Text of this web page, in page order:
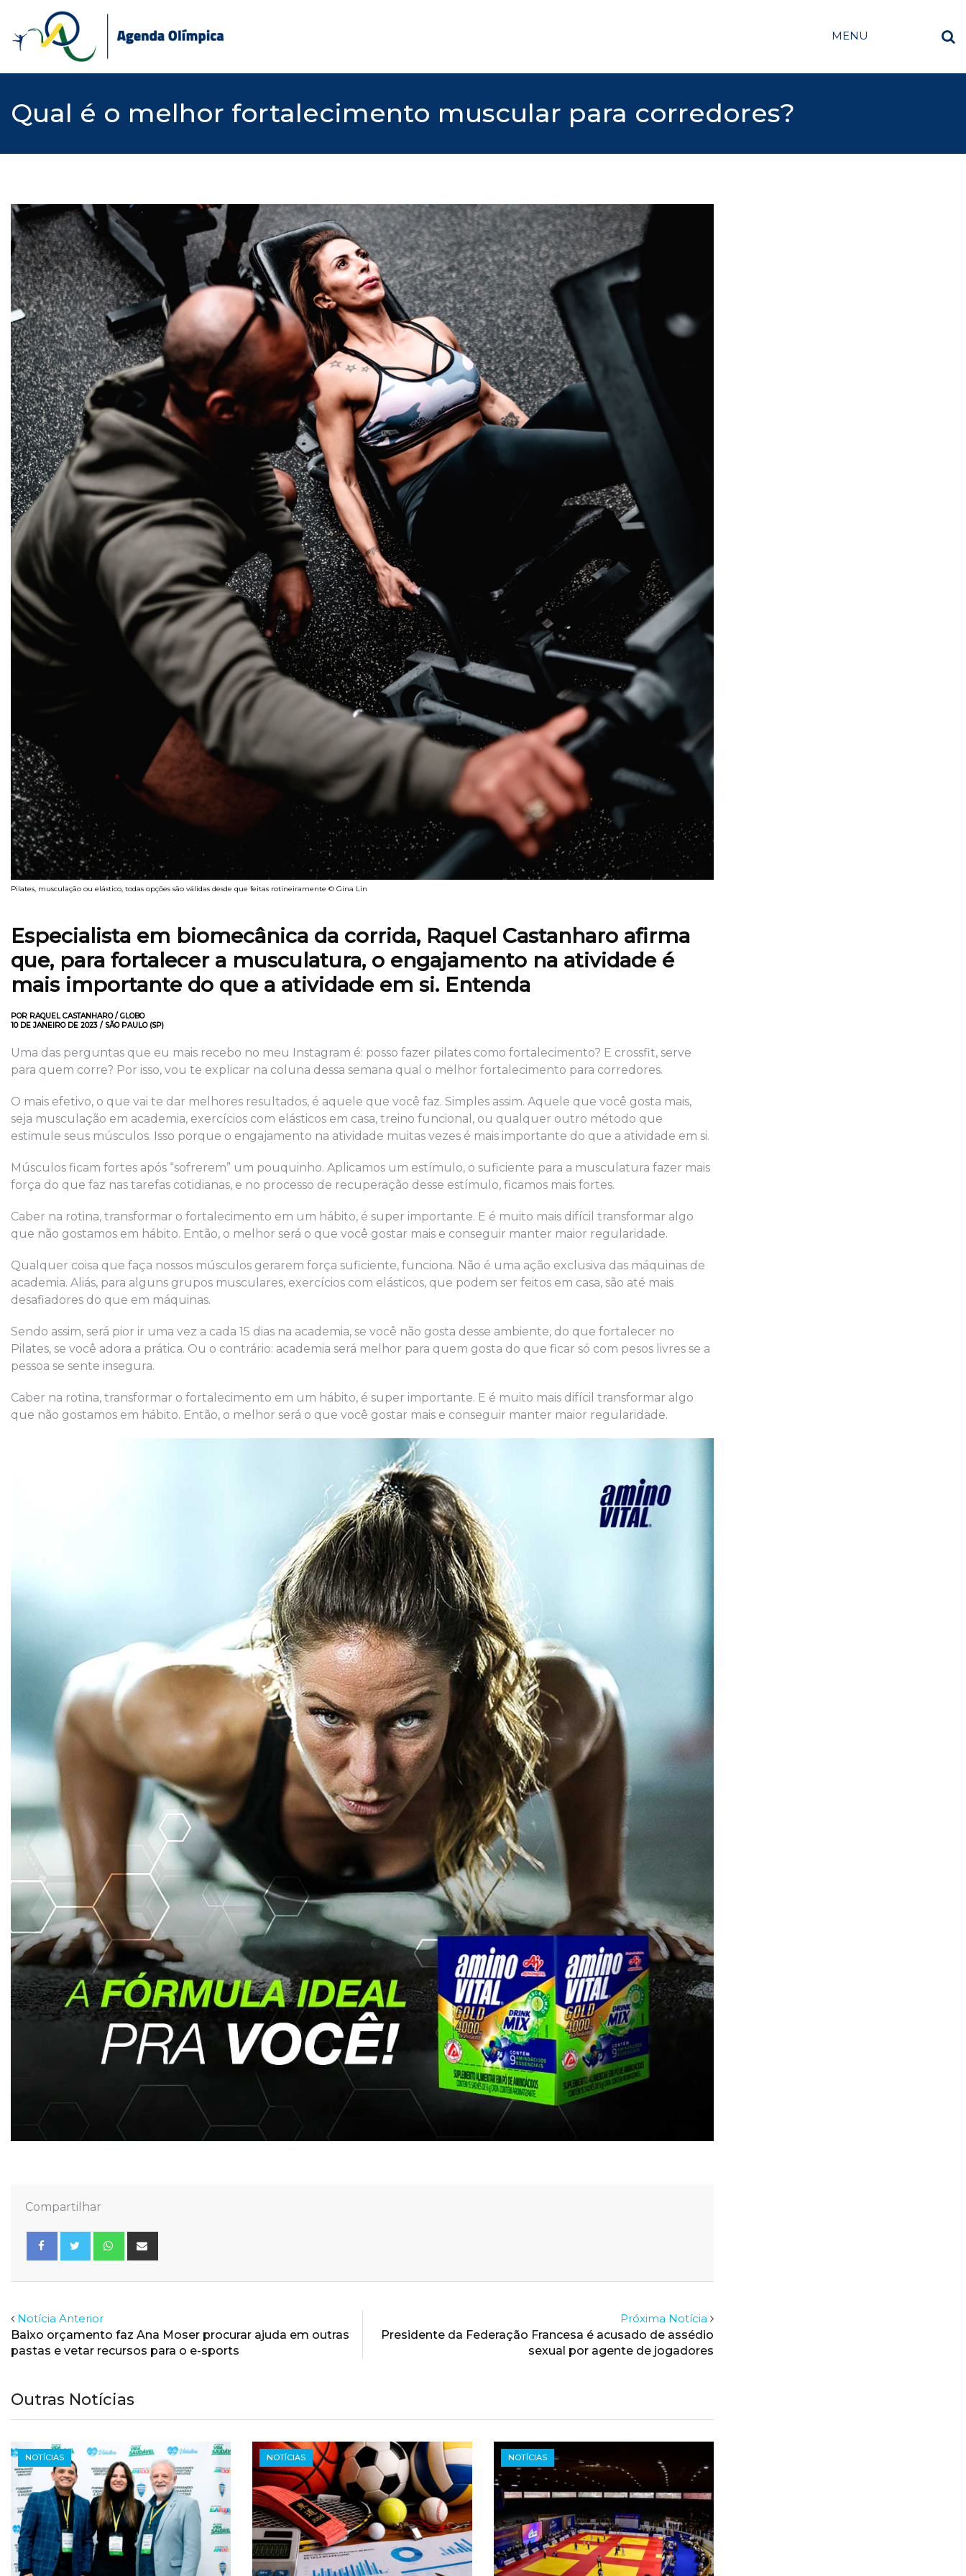
content
MENU
Qual é o melhor fortalecimento muscular para corredores?
Pilates, musculação ou elástico, todas opções são válidas desde que feitas rotineiramente © Gina Lin
Especialista em biomecânica da corrida, Raquel Castanharo afirma
que, para fortalecer a musculatura, o engajamento na atividade é
mais importante do que a atividade em si. Entenda
POR RAQUEL CASTANHARO / GLOBO
10 DE JANEIRO DE 2023 / SÃO PAULO (SP)
Uma das perguntas que eu mais recebo no meu Instagram é: posso fazer pilates como fortalecimento? E crossfit, serve
para quem corre? Por isso, vou te explicar na coluna dessa semana qual o melhor fortalecimento para corredores.
O mais efetivo, o que vai te dar melhores resultados, é aquele que você faz. Simples assim. Aquele que você gosta mais,
seja musculação em academia, exercícios com elásticos em casa, treino funcional, ou qualquer outro método que
estimule seus músculos. Isso porque o engajamento na atividade muitas vezes é mais importante do que a atividade em si.
Músculos ficam fortes após “sofrerem” um pouquinho. Aplicamos um estímulo, o suficiente para a musculatura fazer mais
força do que faz nas tarefas cotidianas, e no processo de recuperação desse estímulo, ficamos mais fortes.
Caber na rotina, transformar o fortalecimento em um hábito, é super importante. E é muito mais difícil transformar algo
que não gostamos em hábito. Então, o melhor será o que você gostar mais e conseguir manter maior regularidade.
Qualquer coisa que faça nossos músculos gerarem força suficiente, funciona. Não é uma ação exclusiva das máquinas de
academia. Aliás, para alguns grupos musculares, exercícios com elásticos, que podem ser feitos em casa, são até mais
desafiadores do que em máquinas.
Sendo assim, será pior ir uma vez a cada 15 dias na academia, se você não gosta desse ambiente, do que fortalecer no
Pilates, se você adora a prática. Ou o contrário: academia será melhor para quem gosta do que ficar só com pesos livres se a
pessoa se sente insegura.
Caber na rotina, transformar o fortalecimento em um hábito, é super importante. E é muito mais difícil transformar algo
que não gostamos em hábito. Então, o melhor será o que você gostar mais e conseguir manter maior regularidade.
Compartilhar
Whatsapp
Notícia Anterior
Baixo orçamento faz Ana Moser procurar ajuda em outras
pastas e vetar recursos para o e-sports
Próxima Notícia
Presidente da Federação Francesa é acusado de assédio
sexual por agente de jogadores
Outras Notícias
NOTÍCIAS NOTÍCIAS NOTÍCIAS